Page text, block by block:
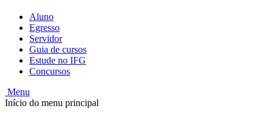
Aluno
Egresso
Servidor
Guia de cursos
Estude no IFG
Concursos
Menu
Início do menu principal